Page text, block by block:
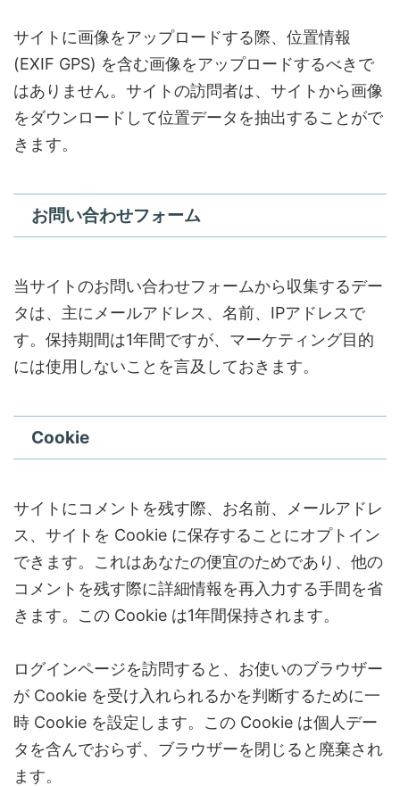
サイトに画像をアップロードする際、位置情報
(EXIF GPS) を含む画像をアップロードするべきで
はありません。サイトの訪問者は、サイトから画像
をダウンロードして位置データを抽出することがで
きます。
お問い合わせフォーム
当サイトのお問い合わせフォームから収集するデー
タは、主にメールアドレス、名前、IPアドレスで
す。保持期間は1年間ですが、マーケティング目的
には使用しないことを言及しておきます。
Cookie
サイトにコメントを残す際、お名前、メールアドレ
ス、サイトを Cookie に保存することにオプトイン
できます。これはあなたの便宜のためであり、他の
コメントを残す際に詳細情報を再入力する手間を省
きます。この Cookie は1年間保持されます。
ログインページを訪問すると、お使いのブラウザー
が Cookie を受け入れられるかを判断するために一
時 Cookie を設定します。この Cookie は個人デー
タを含んでおらず、ブラウザーを閉じると廃棄され
ます。